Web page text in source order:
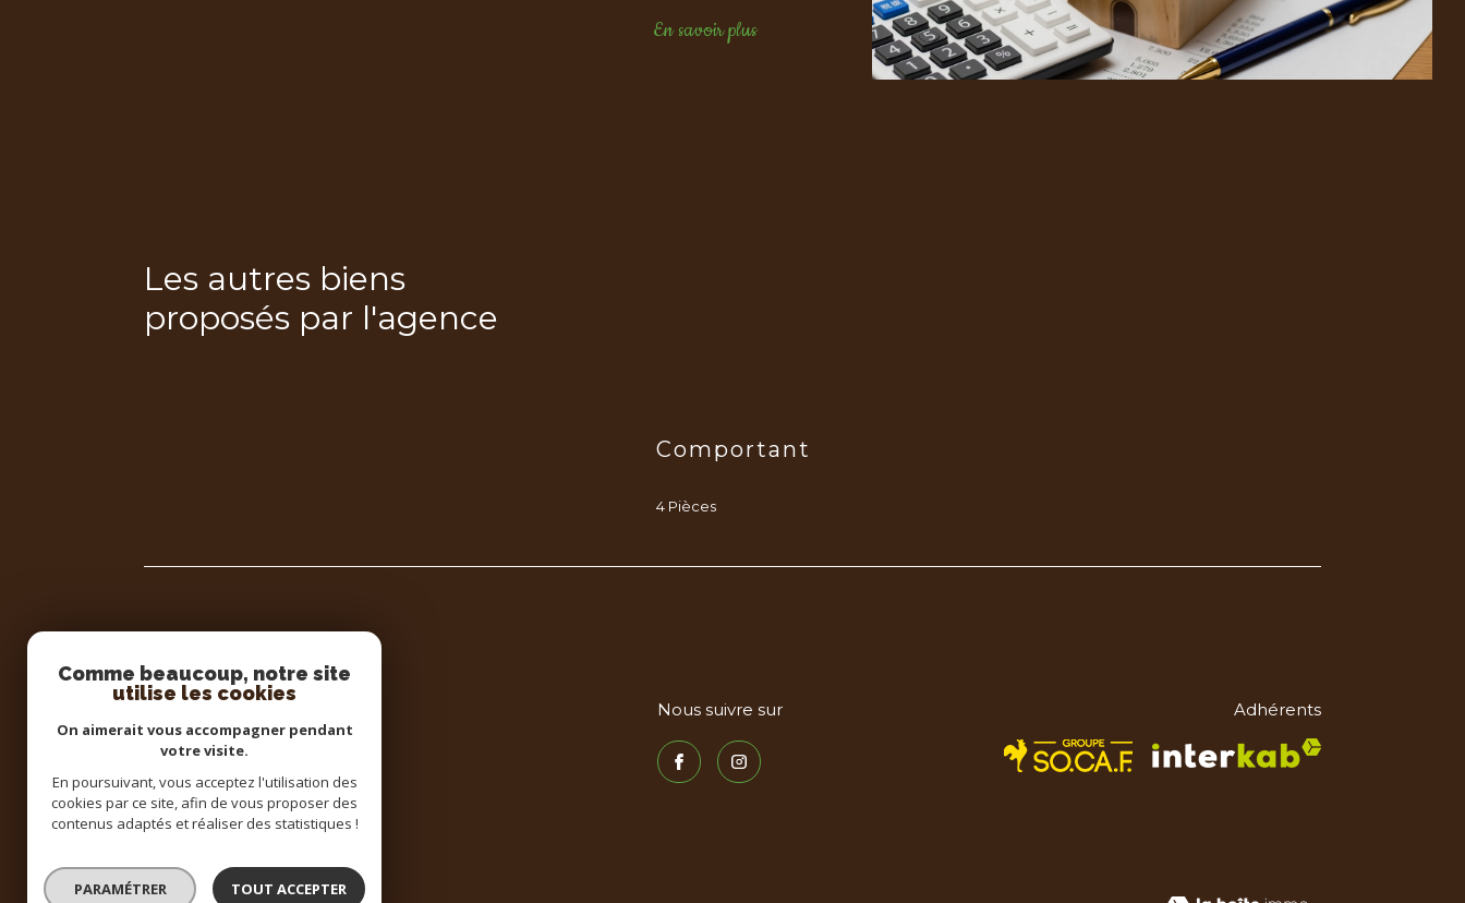
En savoir plus
Les autres biens
proposés par l'agence
Comportant
4 Pièces
02 37 45 96 00
contact@chateaudun-immo.fr
15 rue de la République
28200
châteaudun
Nous suivre sur Adhérents
Comme beaucoup, notre site
utilise les cookies
On aimerait vous accompagner pendant
votre visite.
En poursuivant, vous acceptez l'utilisation des
cookies par ce site, afin de vous proposer des
contenus adaptés et réaliser des statistiques !
PARAMÉTRER TOUT ACCEPTER